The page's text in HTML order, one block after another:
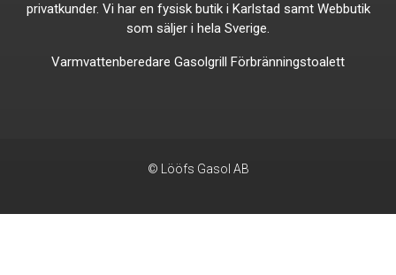
privatkunder. Vi har en fysisk butik i Karlstad samt Webbutik
som säljer i hela Sverige.
Varmvattenberedare Gasolgrill Förbränningstoalett
© Lööfs Gasol AB